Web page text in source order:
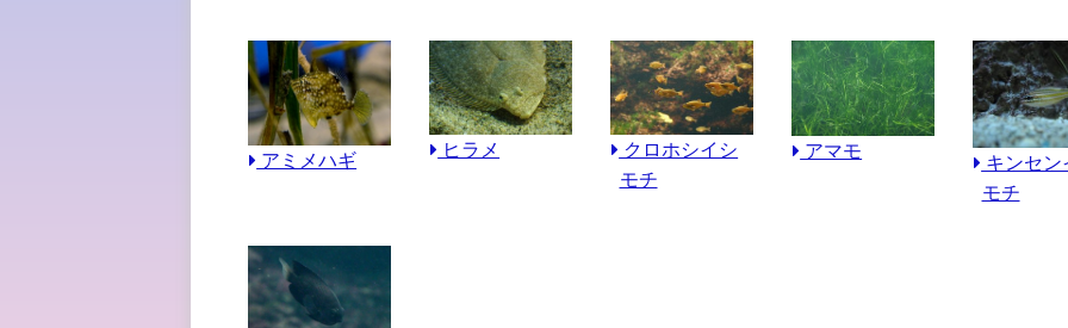
アミメハギ
ヒラメ
クロホシイシ
モチ
アマモ
キンセン
モチ